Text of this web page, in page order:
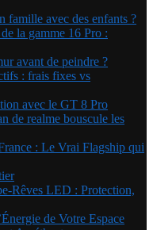
famille avec des enfants ?
la gamme 16 Pro :
avant de peindre ?
: frais fixes vs
avec le GT 8 Pro
de realme bouscule les
: Le Vrai Flagship qui
Rêves LED : Protection,
de Votre Espace